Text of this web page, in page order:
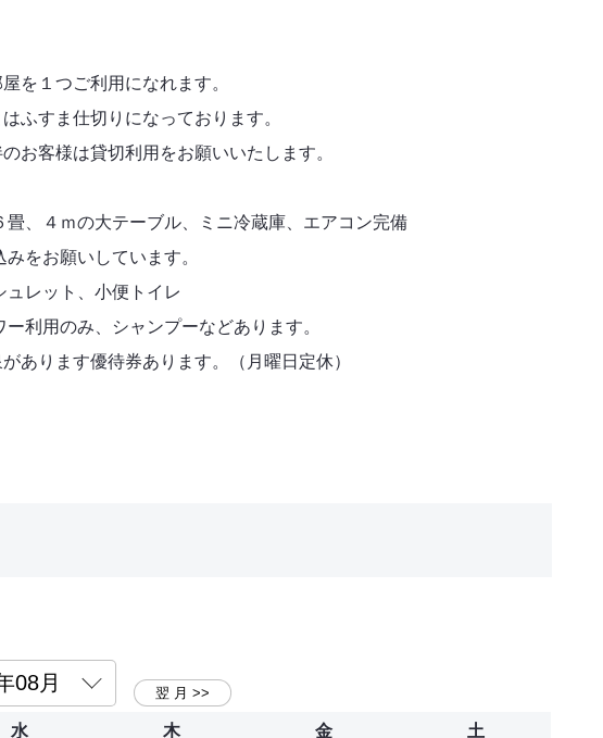
を１つご利用になれます。
ふすま仕切りになっております。
お客様は貸切利用をお願いいたします。
畳、４ｍの大テーブル、ミニ冷蔵庫、エアコン完備
をお願いしています。
ュレット、小便トイレ
ー利用のみ、シャンプーなどあります。
あります優待券あります。（月曜日定休）
水 木 金 土